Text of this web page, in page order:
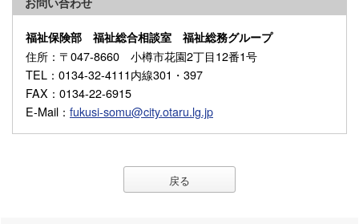
福祉保険部 福祉総合相談室 福祉総務グループ
住所 ：〒047-8660 小樽市花園2丁目12番1号
TEL ：0134-32-4111内線301・397
FAX ：0134-22-6915
E-Mail ： fukusi-somu@city.otaru.lg.jp
戻る